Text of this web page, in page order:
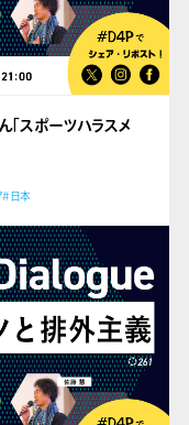
スポーツハラスメ
#日本